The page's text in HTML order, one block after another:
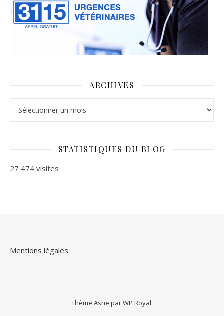
ARCHIVES
STATISTIQUES DU BLOG
27 474 visites
Mentions légales
Thème Ashe parWP Royal.